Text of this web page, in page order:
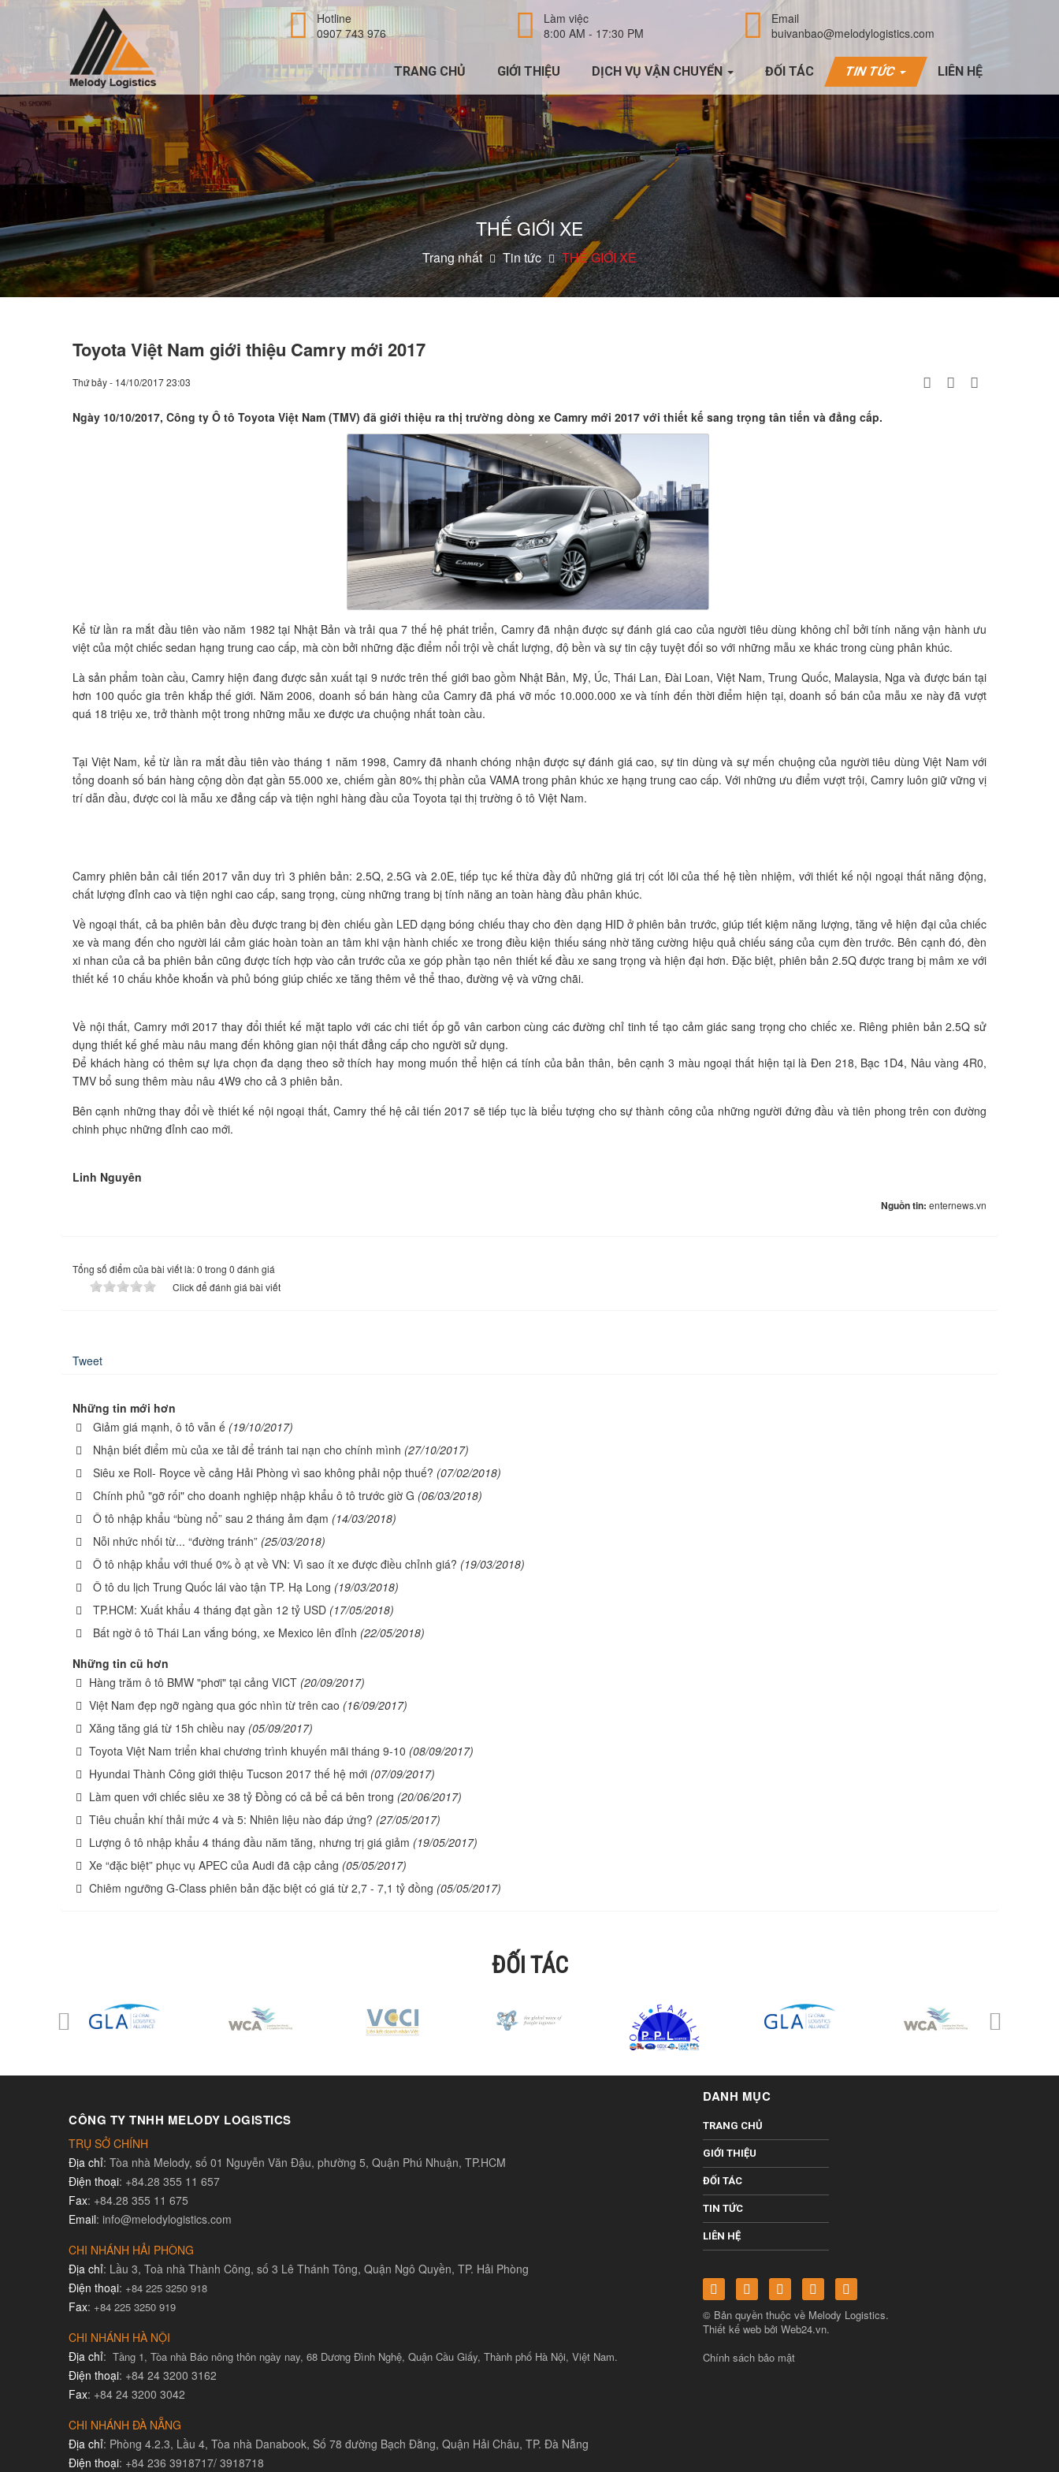
Hotline
0907 743 976
Làm việc
8:00 AM - 17:30 PM
Email
buivanbao@melodylogistics.com
TRANG CHỦ GIỚI THIỆU DỊCH VỤ VẬN CHUYỂN ĐỐI TÁC TIN TỨC LIÊN HỆ
THẾ GIỚI XE
Trang nhất Tin tức THẾ GIỚI XE
Toyota Việt Nam giới thiệu Camry mới 2017
Thứ bảy - 14/10/2017 23:03
Ngày 10/10/2017, Công ty Ô tô Toyota Việt Nam (TMV) đã giới thiệu ra thị trường dòng xe Camry mới 2017 với thiết kế sang trọng tân tiến và đẳng cấp.
Kể từ lần ra mắt đầu tiên vào năm 1982 tại Nhật Bản và trải qua 7 thế hệ phát triển, Camry đã nhận được sự đánh giá cao của người tiêu dùng không chỉ bởi tính năng vận hành ưu
việt của một chiếc sedan hạng trung cao cấp, mà còn bởi những đặc điểm nổi trội về chất lượng, độ bền và sự tin cậy tuyệt đối so với những mẫu xe khác trong cùng phân khúc.
Là sản phẩm toàn cầu, Camry hiện đang được sản xuất tại 9 nước trên thế giới bao gồm Nhật Bản, Mỹ, Úc, Thái Lan, Đài Loan, Việt Nam, Trung Quốc, Malaysia, Nga và được bán tại
hơn 100 quốc gia trên khắp thế giới. Năm 2006, doanh số bán hàng của Camry đã phá vỡ mốc 10.000.000 xe và tính đến thời điểm hiện tại, doanh số bán của mẫu xe này đã vượt
quá 18 triệu xe, trở thành một trong những mẫu xe được ưa chuộng nhất toàn cầu.
Tại Việt Nam, kể từ lần ra mắt đầu tiên vào tháng 1 năm 1998, Camry đã nhanh chóng nhận được sự đánh giá cao, sự tin dùng và sự mến chuộng của người tiêu dùng Việt Nam với
tổng doanh số bán hàng cộng dồn đạt gần 55.000 xe, chiếm gần 80% thị phần của VAMA trong phân khúc xe hạng trung cao cấp. Với những ưu điểm vượt trội, Camry luôn giữ vững vị
trí dẫn đầu, được coi là mẫu xe đẳng cấp và tiện nghi hàng đầu của Toyota tại thị trường ô tô Việt Nam.
Camry phiên bản cải tiến 2017 vẫn duy trì 3 phiên bản: 2.5Q, 2.5G và 2.0E, tiếp tục kế thừa đầy đủ những giá trị cốt lõi của thế hệ tiền nhiệm, với thiết kế nội ngoại thất năng động,
chất lượng đỉnh cao và tiện nghi cao cấp, sang trọng, cùng những trang bị tính năng an toàn hàng đầu phân khúc.
Về ngoại thất, cả ba phiên bản đều được trang bị đèn chiếu gần LED dạng bóng chiếu thay cho đèn dạng HID ở phiên bản trước, giúp tiết kiệm năng lượng, tăng vẻ hiện đại của chiếc
xe và mang đến cho người lái cảm giác hoàn toàn an tâm khi vận hành chiếc xe trong điều kiện thiếu sáng nhờ tăng cường hiệu quả chiếu sáng của cụm đèn trước. Bên cạnh đó, đèn
xi nhan của cả ba phiên bản cũng được tích hợp vào cản trước của xe góp phần tạo nên thiết kế đầu xe sang trọng và hiện đại hơn. Đặc biệt, phiên bản 2.5Q được trang bị mâm xe với
thiết kế 10 chấu khỏe khoắn và phủ bóng giúp chiếc xe tăng thêm vẻ thể thao, đường vệ và vững chãi.
Về nội thất, Camry mới 2017 thay đổi thiết kế mặt taplo với các chi tiết ốp gỗ vân carbon cùng các đường chỉ tinh tế tạo cảm giác sang trọng cho chiếc xe. Riêng phiên bản 2.5Q sử
dụng thiết kế ghế màu nâu mang đến không gian nội thất đẳng cấp cho người sử dụng.
Để khách hàng có thêm sự lựa chọn đa dạng theo sở thích hay mong muốn thể hiện cá tính của bản thân, bên cạnh 3 màu ngoại thất hiện tại là Đen 218, Bạc 1D4, Nâu vàng 4R0,
TMV bổ sung thêm màu nâu 4W9 cho cả 3 phiên bản.
Bên cạnh những thay đổi về thiết kế nội ngoại thất, Camry thế hệ cải tiến 2017 sẽ tiếp tục là biểu tượng cho sự thành công của những người đứng đầu và tiên phong trên con đường
chinh phục những đỉnh cao mới.
Linh Nguyên
Nguồn tin: enternews.vn
Tổng số điểm của bài viết là: 0 trong 0 đánh giá
Click để đánh giá bài viết
Tweet
Những tin mới hơn
Giảm giá mạnh, ô tô vẫn ế (19/10/2017)
Nhận biết điểm mù của xe tải để tránh tai nạn cho chính mình (27/10/2017)
Siêu xe Roll- Royce về cảng Hải Phòng vì sao không phải nộp thuế? (07/02/2018)
Chính phủ "gỡ rối" cho doanh nghiệp nhập khẩu ô tô trước giờ G (06/03/2018)
Ô tô nhập khẩu “bùng nổ” sau 2 tháng ảm đạm (14/03/2018)
Nỗi nhức nhối từ... “đường tránh” (25/03/2018)
Ô tô nhập khẩu với thuế 0% ồ ạt về VN: Vì sao ít xe được điều chỉnh giá? (19/03/2018)
Ô tô du lịch Trung Quốc lái vào tận TP. Hạ Long (19/03/2018)
TP.HCM: Xuất khẩu 4 tháng đạt gần 12 tỷ USD (17/05/2018)
Bất ngờ ô tô Thái Lan vắng bóng, xe Mexico lên đỉnh (22/05/2018)
Những tin cũ hơn
Hàng trăm ô tô BMW "phơi" tại cảng VICT (20/09/2017)
Việt Nam đẹp ngỡ ngàng qua góc nhìn từ trên cao (16/09/2017)
Xăng tăng giá từ 15h chiều nay (05/09/2017)
Toyota Việt Nam triển khai chương trình khuyến mãi tháng 9-10 (08/09/2017)
Hyundai Thành Công giới thiệu Tucson 2017 thế hệ mới (07/09/2017)
Làm quen với chiếc siêu xe 38 tỷ Đồng có cả bể cá bên trong (20/06/2017)
Tiêu chuẩn khí thải mức 4 và 5: Nhiên liệu nào đáp ứng? (27/05/2017)
Lượng ô tô nhập khẩu 4 tháng đầu năm tăng, nhưng trị giá giảm (19/05/2017)
Xe “đặc biệt” phục vụ APEC của Audi đã cập cảng (05/05/2017)
Chiêm ngưỡng G-Class phiên bản đặc biệt có giá từ 2,7 - 7,1 tỷ đồng (05/05/2017)
ĐỐI TÁC
CÔNG TY TNHH MELODY LOGISTICS
TRỤ SỞ CHÍNH
Địa chỉ: Tòa nhà Melody, số 01 Nguyễn Văn Đậu, phường 5, Quận Phú Nhuận, TP.HCM
Điện thoại: +84.28 355 11 657
Fax: +84.28 355 11 675
Email: info@melodylogistics.com
CHI NHÁNH HẢI PHÒNG
Địa chỉ: Lầu 3, Toà nhà Thành Công, số 3 Lê Thánh Tông, Quận Ngô Quyền, TP. Hải Phòng
Điện thoại: +84 225 3250 918
Fax: +84 225 3250 919
CHI NHÁNH HÀ NỘI
Địa chỉ: Tầng 1, Tòa nhà Báo nông thôn ngày nay, 68 Dương Đình Nghệ, Quận Cầu Giấy, Thành phố Hà Nội, Việt Nam.
Điện thoại: +84 24 3200 3162
Fax: +84 24 3200 3042
CHI NHÁNH ĐÀ NẴNG
Địa chỉ: Phòng 4.2.3, Lầu 4, Tòa nhà Danabook, Số 78 đường Bạch Đằng, Quận Hải Châu, TP. Đà Nẵng
Điện thoại: +84 236 3918717/ 3918718
DANH MỤC
TRANG CHỦ
GIỚI THIỆU
ĐỐI TÁC
TIN TỨC
LIÊN HỆ
© Bản quyền thuộc về Melody Logistics.
Thiết kế web bởi Web24.vn.
Chính sách bảo mật